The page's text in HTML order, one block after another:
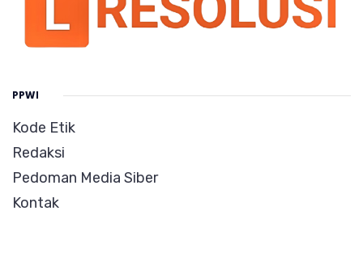
PPWI
Kode Etik
Redaksi
Pedoman Media Siber
Kontak